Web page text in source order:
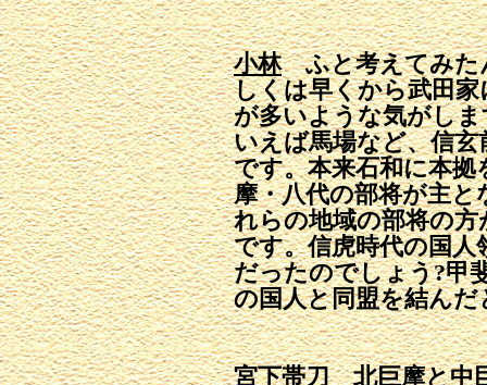
小林ふと考えてみた
しくは早くから武田
が多いような気がし
いえば馬場など、信
です。本来石和に本
摩・八代の部将が主
れらの地域の部将の
です。信虎時代の国
だったのでしょう?甲
の国人と同盟を結ん
宮下帯刀北巨摩と中